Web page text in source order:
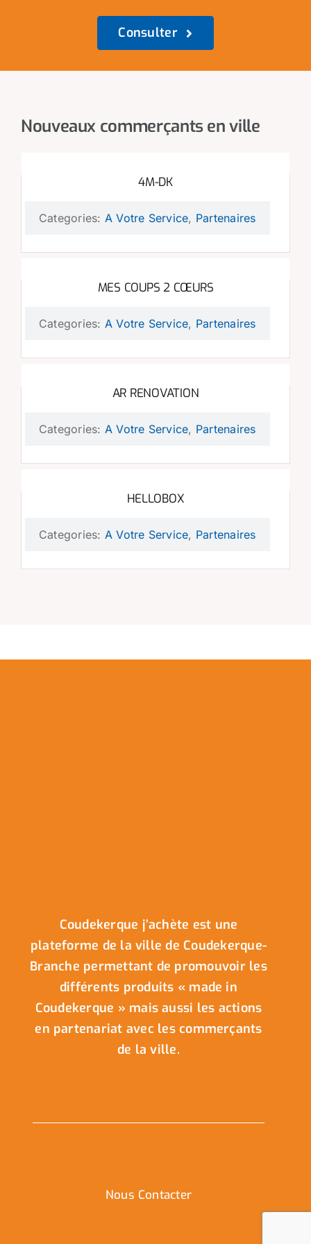
Consulter
Nouveaux commerçants en ville
4M-DK
Categories: A Votre Service, Partenaires
MES COUPS 2 CŒURS
Categories: A Votre Service, Partenaires
AR RENOVATION
Categories: A Votre Service, Partenaires
HELLOBOX
Categories: A Votre Service, Partenaires
Coudekerque j’achète est une
plateforme de la ville de Coudekerque-
Branche permettant de promouvoir les
différents produits « made in
Coudekerque » mais aussi les actions
en partenariat avec les commerçants
de la ville.
Nous Contacter